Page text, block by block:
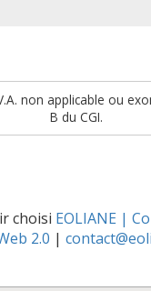
non applicable ou
B du CGI.
choisi EOLIANE |
2.0 |